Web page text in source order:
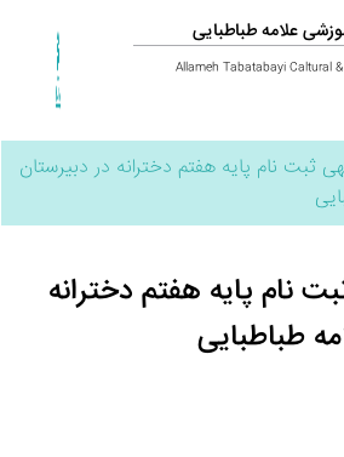
علامه طباطبایی
Allameh Tabatabayi Caltural
ثبت‌ نام پایه هفتم دخترانه در دبیرستان
نام پایه هفتم دخترانه
طباطبایی